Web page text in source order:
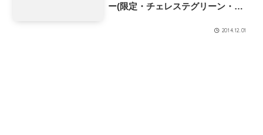
ー(限定・チェレステグリーン・
2014.12.01